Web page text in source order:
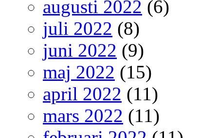
augusti 2022 (6)
juli 2022 (8)
juni 2022 (9)
maj 2022 (15)
april 2022 (11)
mars 2022 (11)